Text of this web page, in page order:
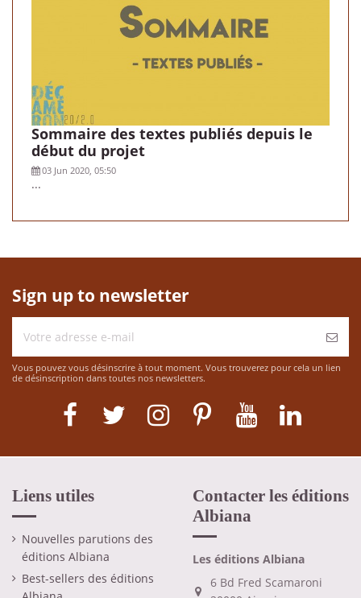
Sommaire des textes publiés depuis le
début du projet
03 Jun 2020, 05:50
...
Sign up to newsletter
Vous pouvez vous désinscrire à tout moment. Vous trouverez pour cela un lien
de désinscription dans toutes nos newsletters.
Liens utiles
Nouvelles parutions des
éditions Albiana
Best-sellers des éditions
Contacter les éditions
Albiana
Les éditions Albiana
6 Bd Fred Scamaroni